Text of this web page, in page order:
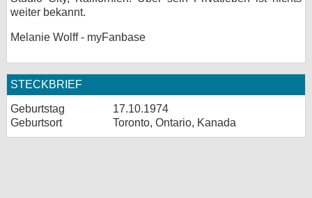
weiter bekannt.
Melanie Wolff - myFanbase
STECKBRIEF
Geburtstag
17.10.1974
Geburtsort
Toronto, Ontario, Kanada